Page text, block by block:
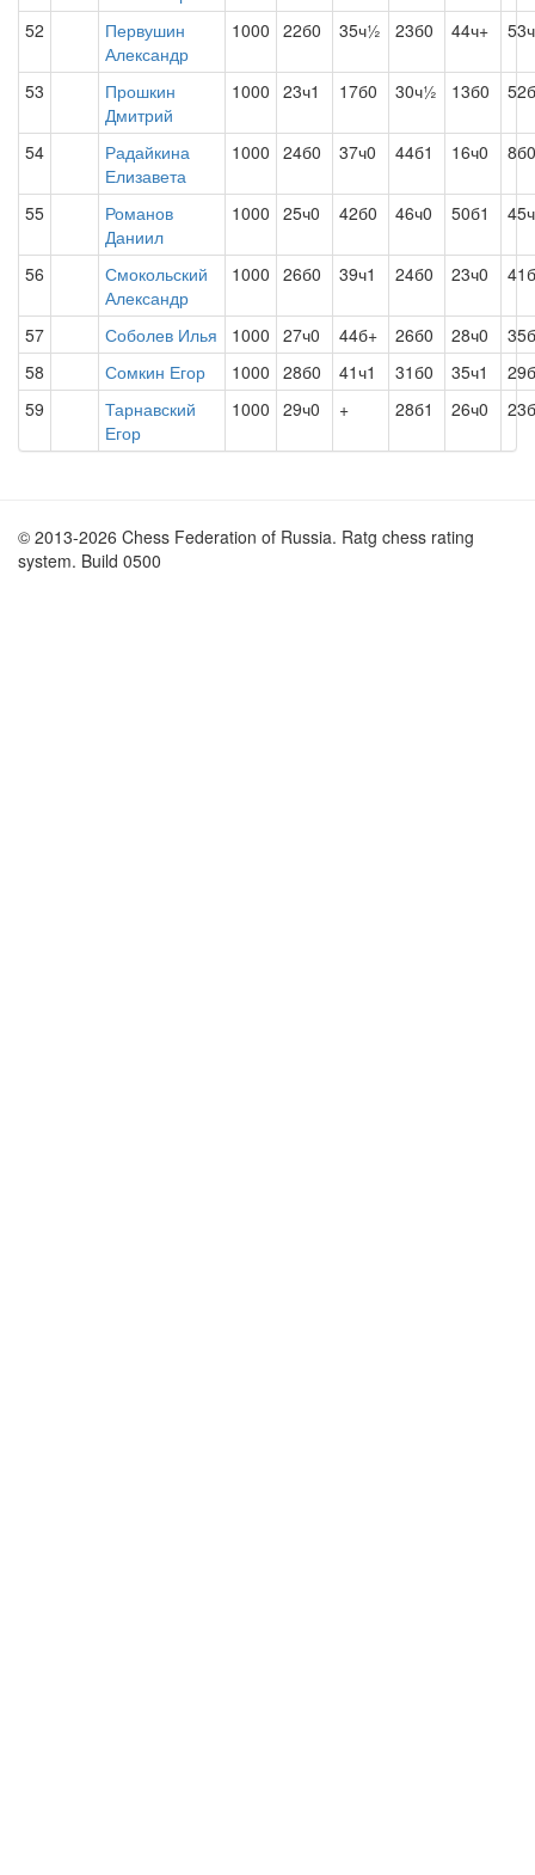
52
Первушин
Александр
1000 22б0 35ч½ 23б0 44ч+
53
Прошкин
Дмитрий
1000 23ч1 17б0 30ч½ 13б0
54
Радайкина
Елизавета
1000 24б0 37ч0 44б1 16ч0 8б0
55
Романов
Даниил
1000 25ч0 42б0 46ч0 50б1
56
Смокольский
Александр
1000 26б0 39ч1 24б0 23ч0
57 Соболев Илья 1000 27ч0 44б+ 26б0 28ч0
58
Сомкин Егор 1000 28б0 41ч1 31б0 35ч1
59
Тарнавский
Егор
1000 29ч0 + 28б1 26ч0
© 2013-2026 Chess Federation of Russia. Ratg chess rating
system. Build 0500